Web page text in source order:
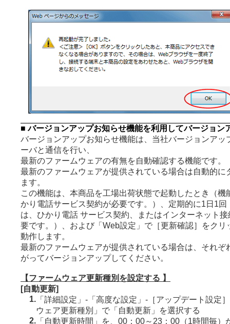
■ バージョンアップお知らせ機能を利用してバージョン
バージョンアップお知らせ機能は、当社バージョンアッ
ーバと通信を行い、
最新のファームウェアの有無を自動確認する機能です。
最新のファームウェアが提供されている場合は自動的に
ます。
この機能は、本商品を工場出荷状態で起動したとき（機
かり電話サービス契約が必要です。）、定期的に1日1回
は、ひかり電話 サービス契約、またはインターネット
要です。）、および「Web設定」で［更新確認］をクリ
動作します。
最新のファームウェアが提供されている場合は、それぞ
がってバージョンアップしてください。
【ファームウェア更新種別を設定する 】
[自動更新]
1. 「詳細設定」-「高度な設定」-［アップデート設定
ウェア更新種別」で「自動更新」を選択する
2. 「自動更新時間」を、00：00～23：00（1時間毎）